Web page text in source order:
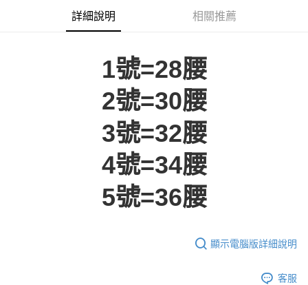
全家取貨付款
每筆NT$60，滿NT$399(含以上)免運費
每筆NT$60，滿NT$399(含以上)免運費
每筆NT$60，滿NT$399(含以上)免運費
詳細說明 相關推薦
1號=28腰
2號=30腰
3號=32腰
4號=34腰
5號=36腰
顯示電腦版詳細說明
客服